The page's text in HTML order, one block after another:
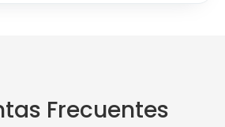
Frecuentes